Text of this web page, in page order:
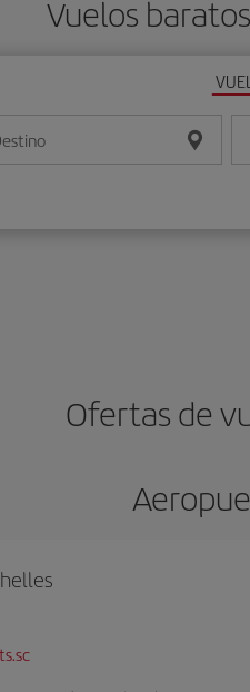
Vuelos
Ofertas de